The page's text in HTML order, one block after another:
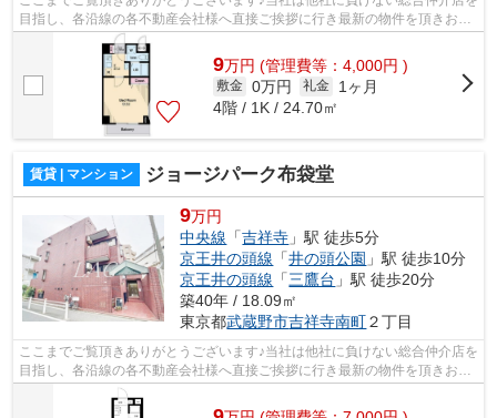
目指し、各沿線の各不動産会社様へ直接ご挨拶に行き最新の物件を頂きお客
様へ提供しております！最新の情報は...
9万円 (管理費等：4,000円 )
敷金 0万円 礼金
1ヶ月
4階 / 1K / 24.70㎡
賃貸 | マンション ジョージパーク布袋堂
9万円
中央線 「吉祥寺 」駅 徒歩5分
京王井の頭線 「井の頭公園 」駅 徒歩10分
京王井の頭線 「三鷹台 」駅 徒歩20分
築40年 / 18.09㎡
東京都武蔵野市吉祥寺南町２丁目
ここまでご覧頂きありがとうございます♪当社は他社に負けない総合仲介店を
目指し、各沿線の各不動産会社様へ直接ご挨拶に行き最新の物件を頂きお客
様へ提供しております！最新の情報は...